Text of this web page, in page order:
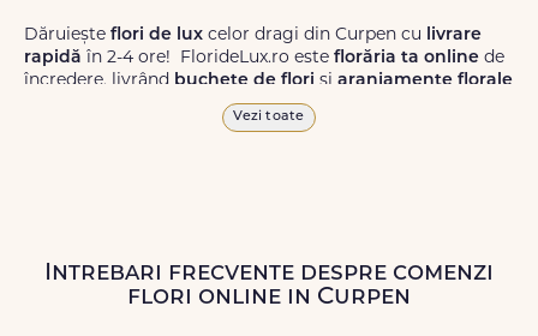
Dăruiește flori de lux celor dragi din Curpen cu livrare
rapidă în 2-4 ore! FlorideLux.ro este florăria ta online de
încredere, livrând buchete de flori și aranjamente florale
de calitate superioară în Curpen și în toată România.
Livrăm buchete de florichiar și în weekend, pentru ca tu
să poți adresa un gest frumos atunci când ai nevoie.
Vezi toate
Intrebari frecvente despre comenzi
flori online in Curpen